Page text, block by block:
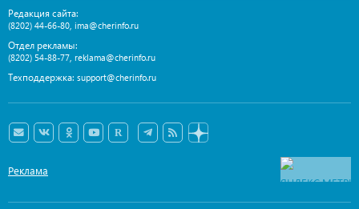
Редакция сайта:
(8202) 44-66-80, ima@cherinfo.ru
Отдел рекламы:
(8202) 54-88-77, reklama@cherinfo.ru
Техподдержка: support@cherinfo.ru
Реклама